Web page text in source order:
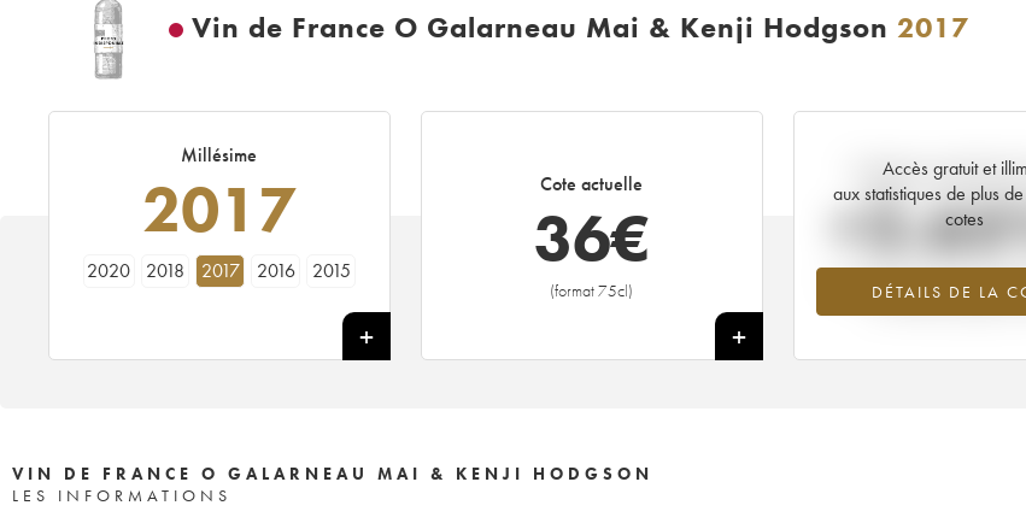
Vin de France O Galarneau Mai & Kenji Hodgson 2017
Millésime
2017
2020 2018 2017 2016 2015
Cote actuelle
36€
(format 75cl)
+
Accès gratuit et
aux statistiques de plus
cotes
DÉTAILS DE LA
Tendance actuelle de
Tendance à la hausse du
en 2026 par rapport à
VIN DE FRANCE O GALARNEAU MAI & KENJI HODGSON
LES INFORMATIONS